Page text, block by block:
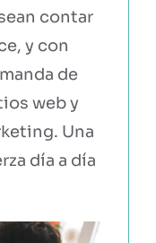
contar
y con
de
web y
Una
día a día